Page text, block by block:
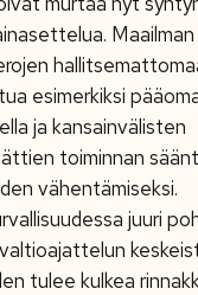
Maailman
esimerkiksi
ja kansainvälisten
toiminnan
vähentämiseksi.
juuri
tulee kulkea